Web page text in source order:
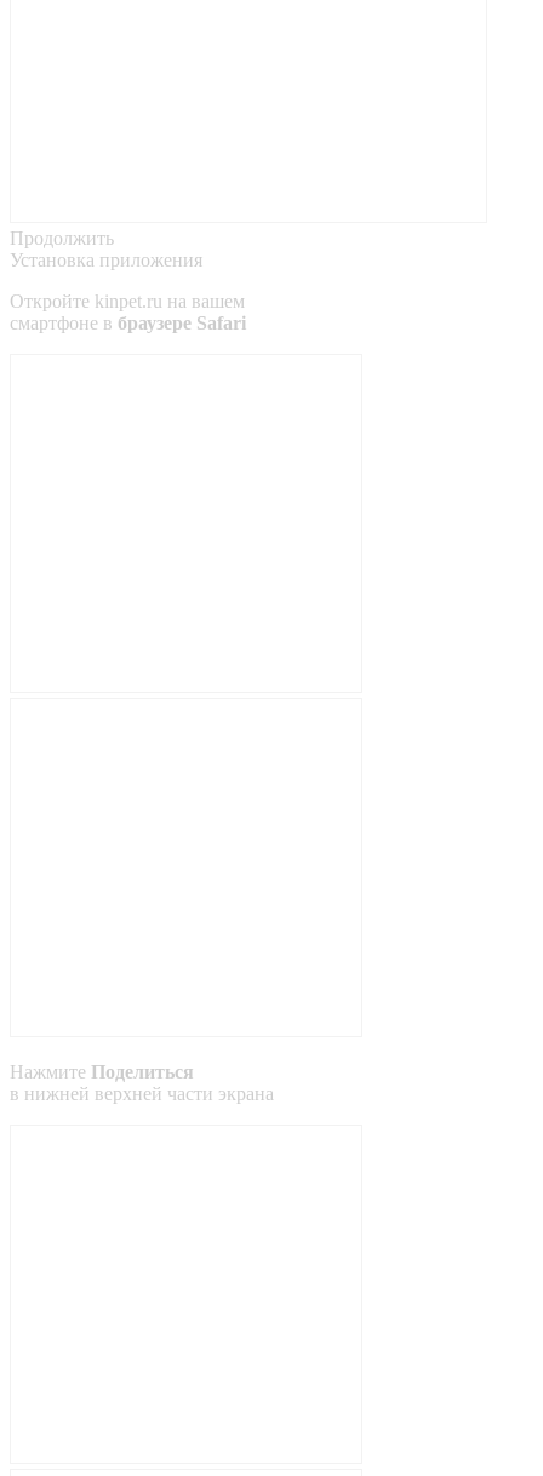
Продолжить
Установка приложения
Откройте kinpet.ru на вашем
смартфоне в браузере Safari
Нажмите Поделиться
в нижней верхней части экрана